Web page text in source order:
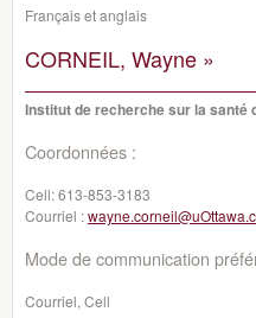
Français et anglais
CORNEIL, Wayne »
Institut de recherche sur la santé
Coordonnées :
Cell:613-853-3183
Courriel :
Mode de communication
Courriel, Cell